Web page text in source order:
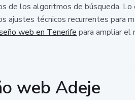
de los algoritmos de búsqueda. Lo
ajustes técnicos recurrentes para
web en Tenerife para ampliar el
web Adeje